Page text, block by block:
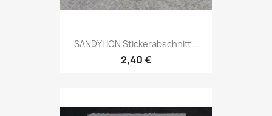
SANDYLION Stickerabschnitt...
2,40 €